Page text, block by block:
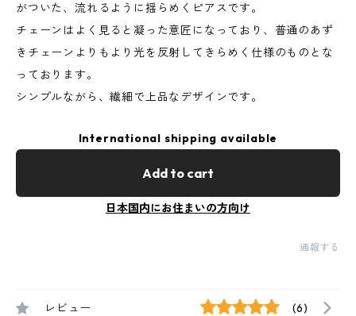
がついた、流れるように揺らめくピアスです。
チェーンはよく見ると凝った意匠になっており、普通のあず
きチェーンよりもより光を反射してきらめく仕様のものとな
っております。
シンプルながら、繊細で上品なデザインです。
International shipping available
Add to cart
日本国内にお住まいの方向け
通報する
レビュー (6)